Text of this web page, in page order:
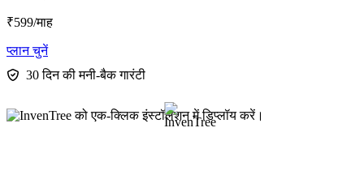
₹599/माह
प्लान चुनें
30 दिन की मनी-बैक गारंटी